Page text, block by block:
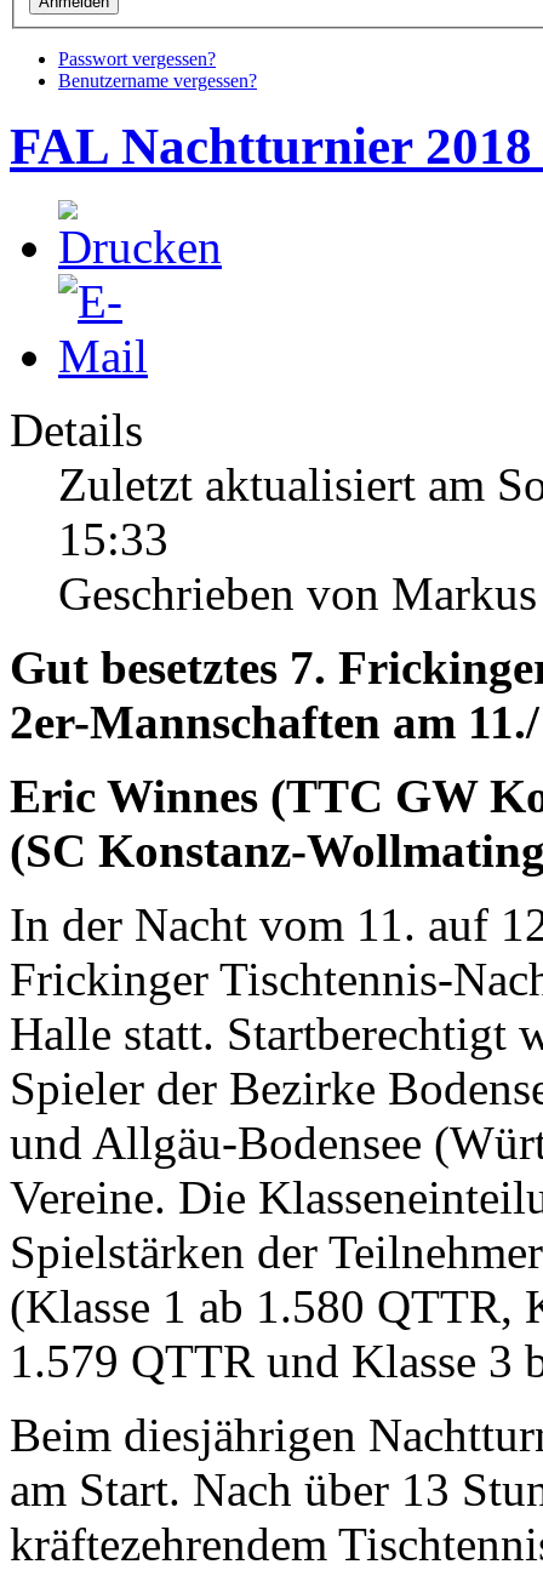
Passwort vergessen?
Benutzername vergessen?
FAL Nachtturnier 2018
Details
Zuletzt aktualisiert am
15:33
Geschrieben von Markus
Gut besetztes 7.
2er-Mannschaften am
Eric Winnes (TTC GW
(SC Konstanz-
In der Nacht vom 11. auf
Frickinger Tischtennis-
Halle statt. Startberechtigt
Spieler der Bezirke
und Allgäu-Bodensee
Vereine. Die
Spielstärken der
(Klasse 1 ab 1.580 QTTR,
1.579 QTTR und Klasse 3
Beim diesjährigen
am Start. Nach über 13
kräftezehrendem